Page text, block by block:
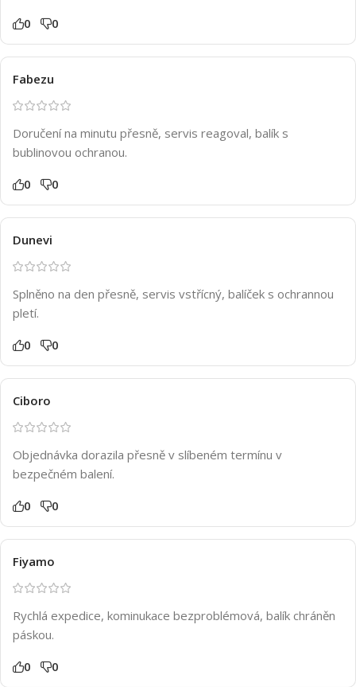
0 0
Fabezu
Doručení na minutu přesně, servis reagoval, balík s
bublinovou ochranou.
0 0
Dunevi
Splněno na den přesně, servis vstřícný, balíček s ochrannou
pletí.
0 0
Ciboro
Objednávka dorazila přesně v slíbeném termínu v
bezpečném balení.
0 0
Fiyamo
Rychlá expedice, kominukace bezproblémová, balík chráněn
páskou.
0 0